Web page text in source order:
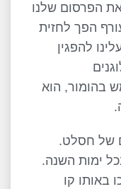
הפרסום שלנו
הפך לחזית
להפגין
בהומור, הוא
של חסלט.
ימות השנה.
באותו קו